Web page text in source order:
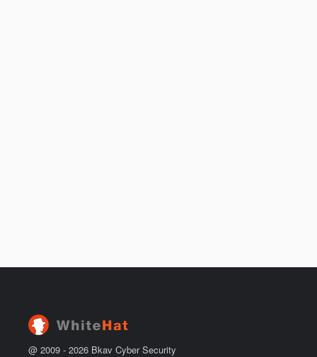
@ 2009 - 2026 Bkav Cyber Security